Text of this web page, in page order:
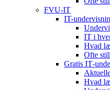
FVU-IT
IT-
IT i
Hvad
Ofte
Gratis
Hvad